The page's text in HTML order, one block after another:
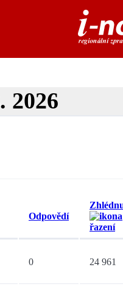
2026
Odpovědí
0 24 961